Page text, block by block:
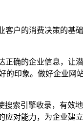
户的消费决策的基
确的企业信息，让
的印象。做好企业网
索引擎收录，有效
对能力，为企业建